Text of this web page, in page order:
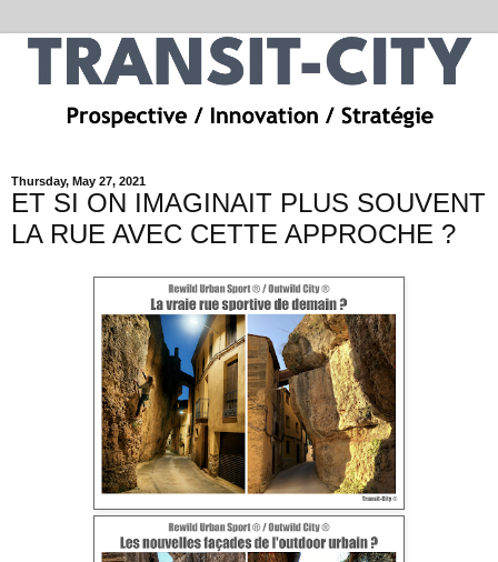
Thursday, May 27, 2021
ET SI ON IMAGINAIT PLUS SOUVENT
LA RUE AVEC CETTE APPROCHE ?